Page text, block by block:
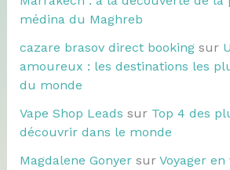
médina du Maghreb
cazare brasov direct bookingsur
amoureux : les destinations les
du monde
Vape Shop Leads sur Top 4 des
découvrir dans le monde
Magdalene Gonyersur Voyager